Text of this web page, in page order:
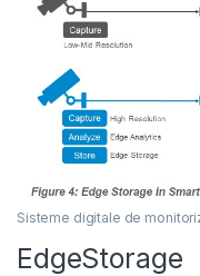
Sisteme digitale de
EdgeStorage